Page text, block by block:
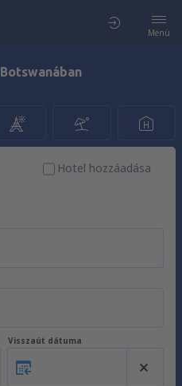
Menü
Botswanában
Hotel hozzáadása
Visszaút dátuma